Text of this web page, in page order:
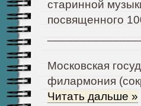
старинной
посвященного
Московская
филармония
Читать дальше »